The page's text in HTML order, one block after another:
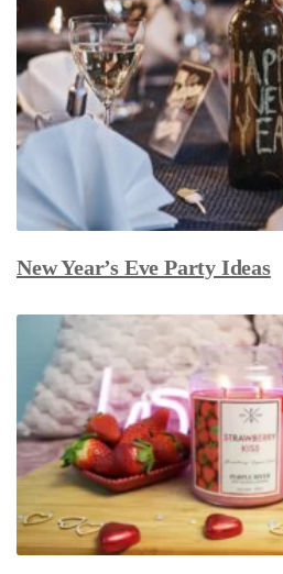
New Year’s Eve Party Ideas